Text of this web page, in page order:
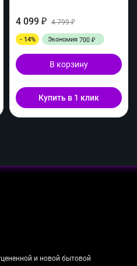
4 099 ₽ 4 799₽
- 14% Экономия 700 ₽
В корзину
Купить в 1 клик
и новой бытовой